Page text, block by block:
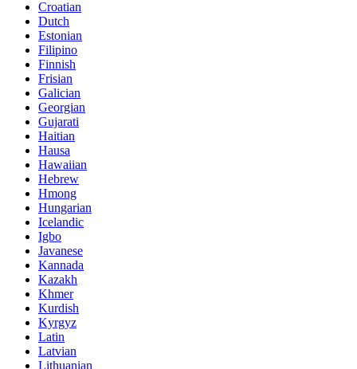
Croatian
Dutch
Estonian
Filipino
Finnish
Frisian
Galician
Georgian
Gujarati
Haitian
Hausa
Hawaiian
Hebrew
Hmong
Hungarian
Icelandic
Igbo
Javanese
Kannada
Kazakh
Khmer
Kurdish
Kyrgyz
Latin
Latvian
Lithuanian